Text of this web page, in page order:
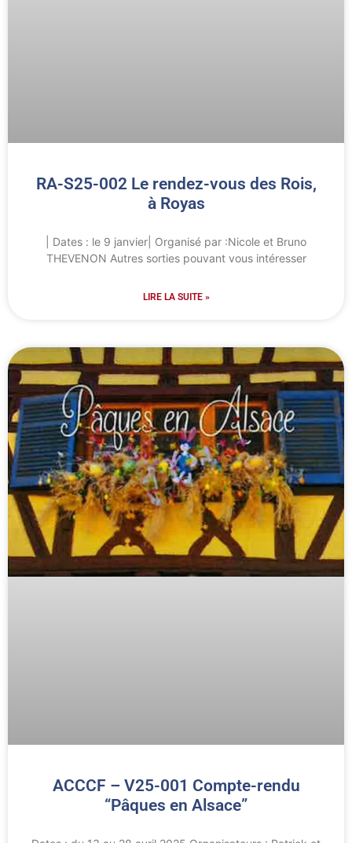
RA-S25-002 Le rendez-vous des Rois,
à Royas
| Dates : le 9 janvier| Organisé par :Nicole et Bruno
THEVENON Autres sorties pouvant vous intéresser
LIRE LA SUITE »
ACCCF – V25-001 Compte-rendu
“Pâques en Alsace”